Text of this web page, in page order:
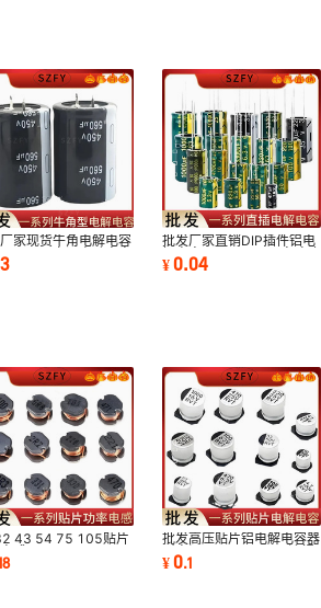
家现货牛角电解电容
空调启动电容
批发厂家直销DIP插件铝电
解电容器47UF/16V音响功
放逆变器16v47uf
¥0.04
43 54 75 105贴片
感
15/33/47/68/100/330/470UH
批发高压贴片铝电解电容器
耐高温4.7UF100V回流焊
充电器
¥0.1